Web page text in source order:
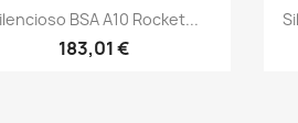
Vista rápida
BSA A10 Rocket...
183,01 €